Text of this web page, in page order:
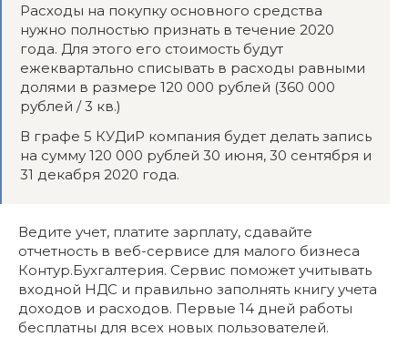
Расходы на покупку основного средства
нужно полностью признать в течение 2020
года. Для этого его стоимость будут
ежеквартально списывать в расходы равными
долями в размере 120 000 рублей (360 000
рублей / 3 кв.)
В графе 5 КУДиР компания будет делать запись
на сумму 120 000 рублей 30 июня, 30 сентября и
31 декабря 2020 года.
Ведите учет, платите зарплату, сдавайте
отчетность в веб-сервисе для малого бизнеса
Контур.Бухгалтерия. Сервис поможет учитывать
входной НДС и правильно заполнять книгу учета
доходов и расходов. Первые 14 дней работы
бесплатны для всех новых пользователей.